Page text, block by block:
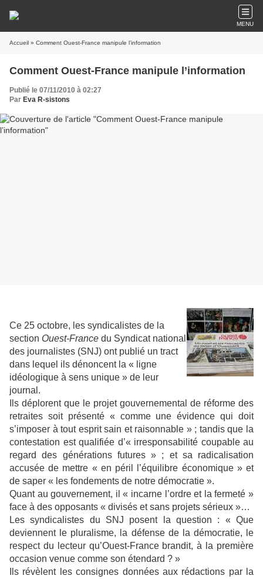
MENU
Accueil » Comment Ouest-France manipule l’information
Comment Ouest-France manipule l’information
Publié le 07/11/2010 à 02:27
Par Eva R-sistons
Ce 25 octobre, les syndicalistes de la
section Ouest-France du Syndicat national
des journalistes (SNJ) ont publié un tract
dans lequel ils dénoncent la « ligne
idéologique à sens unique » de leur
journal.
Ils déplorent que le projet gouvernemental de réforme des
retraites soit présenté « comme une évidence qui doit
s’imposer à tout esprit sain et raisonnable » ; tandis que la
contestation est qualifiée d’« irresponsabilité coupable au
regard des générations futures » ; et sa radicalisation
accusée de mettre « en péril l’équilibre économique » et
de saper « les fondements de notre démocratie ».
Quant au gouvernement, il « incarne l’ordre et la fermeté »
face à des opposants « divisés et sans projets sérieux »…
Les syndicalistes du SNJ posent la question : « Que
deviennent le pluralisme, la défense de la démocratie, le
respect du lecteur qu’Ouest-France brandit, à la première
occasion venue comme son étendard ? »
Ils révèlent les consignes données aux rédactions par la